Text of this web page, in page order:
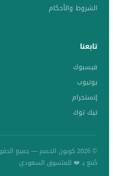
الشروط والأحكام
تابعنا
فيسبوك
يوتيوب
إنستجرام
تيك توك
© 2026 كوبون الخصم — جميع الحقوق محفوظة
صُنع بـ ❤️ للمتسوق السعودي